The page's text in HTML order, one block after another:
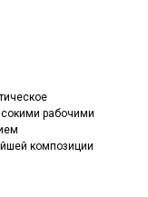
рабочими
композиции